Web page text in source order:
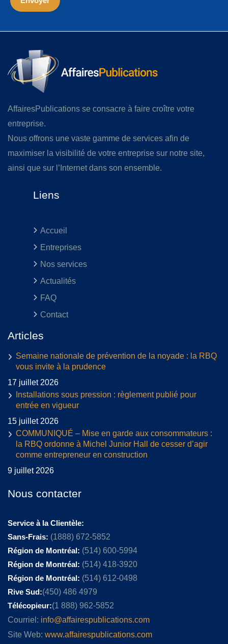
AffairesPublications se consacre à faire croître votre
entreprise.
Nous offrons une vaste gamme de services afin de
maximiser la visibilité de votre entreprise sur notre site,
ainsi que sur l’Internet dans son ensemble.
Liens
Accueil
Entreprises
Nos services
Actualités
FAQ
Contact
Articles
Semaine nationale de prévention de la noyade : la RBQ
vous invite à la prudence
17 juillet 2026
Installations sous pression : règlement publié pour
entrée en vigueur
15 juillet 2026
COMMUNIQUÉ – Mise en garde aux consommateurs :
la RBQ ordonne à Michel Junior Hall de cesser d’agir
comme entrepreneur en construction
9 juillet 2026
Nous contacter
Service à la Clientèle:
Sans-Frais: (1888) 672-5852
Région de Montréal: (514) 600-5994
Région de Montréal: (514) 418-3920
Région de Montréal: (514) 612-0498
Rive Sud:(450) 486 4979
Télécopieur:(1 888) 962-5852
Courriel: info@affairespublications.com
Site Web: www.affairespublications.com